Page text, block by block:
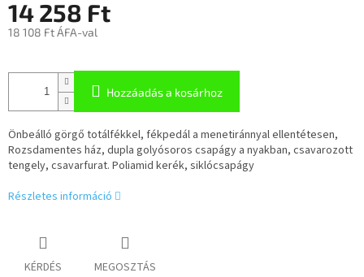
14 258 Ft
18 108 Ft ÁFA-val
Hozzáadás a kosárhoz
Önbeálló görgő totálfékkel, fékpedál a menetiránnyal ellentétesen,
Rozsdamentes ház, dupla golyósoros csapágy a nyakban, csavarozott
tengely, csavarfurat. Poliamid kerék, siklócsapágy
Részletes információ
KÉRDÉS MEGOSZTÁS